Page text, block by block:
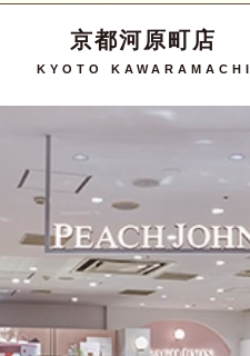
京都河原町店
KYOTO KAWARAMACHI